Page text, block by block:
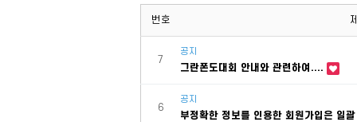
번호
7
공지
그란폰도대회 안내와 관련하여....
6
공지
부정확한 정보를 인용한 회원가입은 일